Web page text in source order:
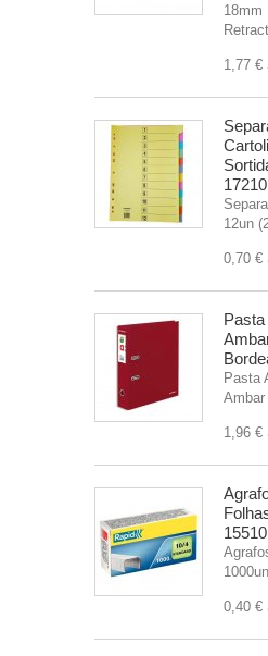
18mm
1,77 €
12un
0,70 €
Pasta
Pasta
1,96 €
0,40 €